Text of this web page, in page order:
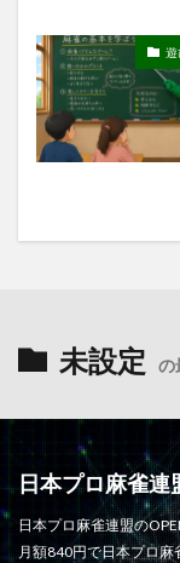
遊
未設定 の
日本プロ麻雀連
日本プロ麻雀連盟の
月額840円で日本プロ